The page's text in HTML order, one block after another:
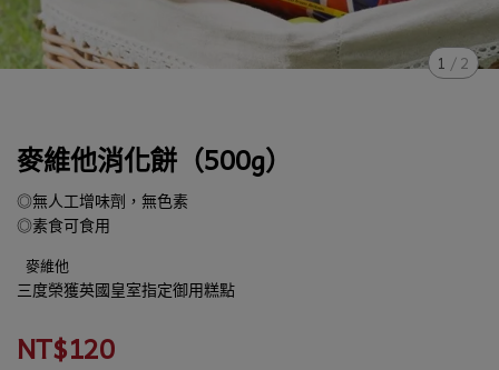
1 /2
麥維他消化餅（500g）
◎無人工增味劑，無色素
◎素食可食用
麥維他
三度榮獲英國皇室指定御用糕點
NT$120